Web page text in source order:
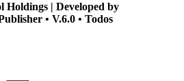
Holdings | Developed by
• V.6.0 • Todos